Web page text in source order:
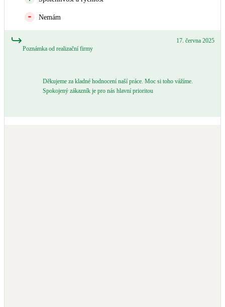
Nemám
Poznámka od realizační firmy
17. června 2025
Děkujeme za kladné hodnocení naší práce. Moc si toho vážíme.
Spokojený zákazník je pro nás hlavní prioritou